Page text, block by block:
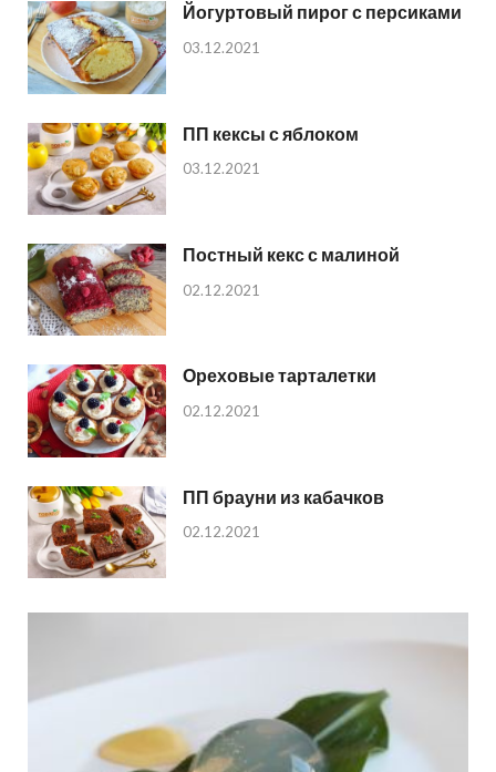
Йогуртовый пирог с персиками
03.12.2021
ПП кексы с яблоком
03.12.2021
Постный кекс с малиной
02.12.2021
Ореховые тарталетки
02.12.2021
ПП брауни из кабачков
02.12.2021